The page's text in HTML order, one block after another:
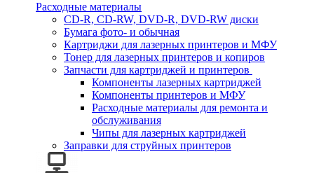
Расходные материалы
CD-R, CD-RW, DVD-R, DVD-RW диски
Бумага фото- и обычная
Картриджи для лазерных принтеров и МФУ
Тонер для лазерных принтеров и копиров
Запчасти для картриджей и принтеров
Компоненты лазерных картриджей
Компоненты принтеров и МФУ
Расходные материалы для ремонта и
обслуживания
Чипы для лазерных картриджей
Заправки для струйных принтеров